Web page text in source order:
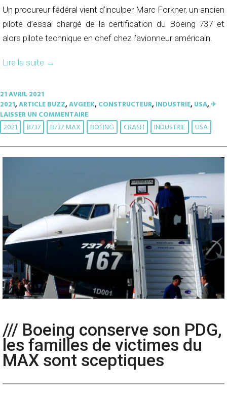
Un procureur fédéral vient d’inculper Marc Forkner, un ancien
pilote d’essai chargé de la certification du Boeing 737 et
alors pilote technique en chef chez l’avionneur américain.
Lire la suite →
21 AVRIL 2021
2021,ARTICLE BUZZ,AVGEEK,CONSTRUCTEUR,INDUSTRIE,USA,✈︎
LAISSER UN COMMENTAIRE
2021 B737 B737 MAX BOEING CRASH INDUSTRIE USA
/// Boeing conserve son PDG,
les familles de victimes du
MAX sont sceptiques